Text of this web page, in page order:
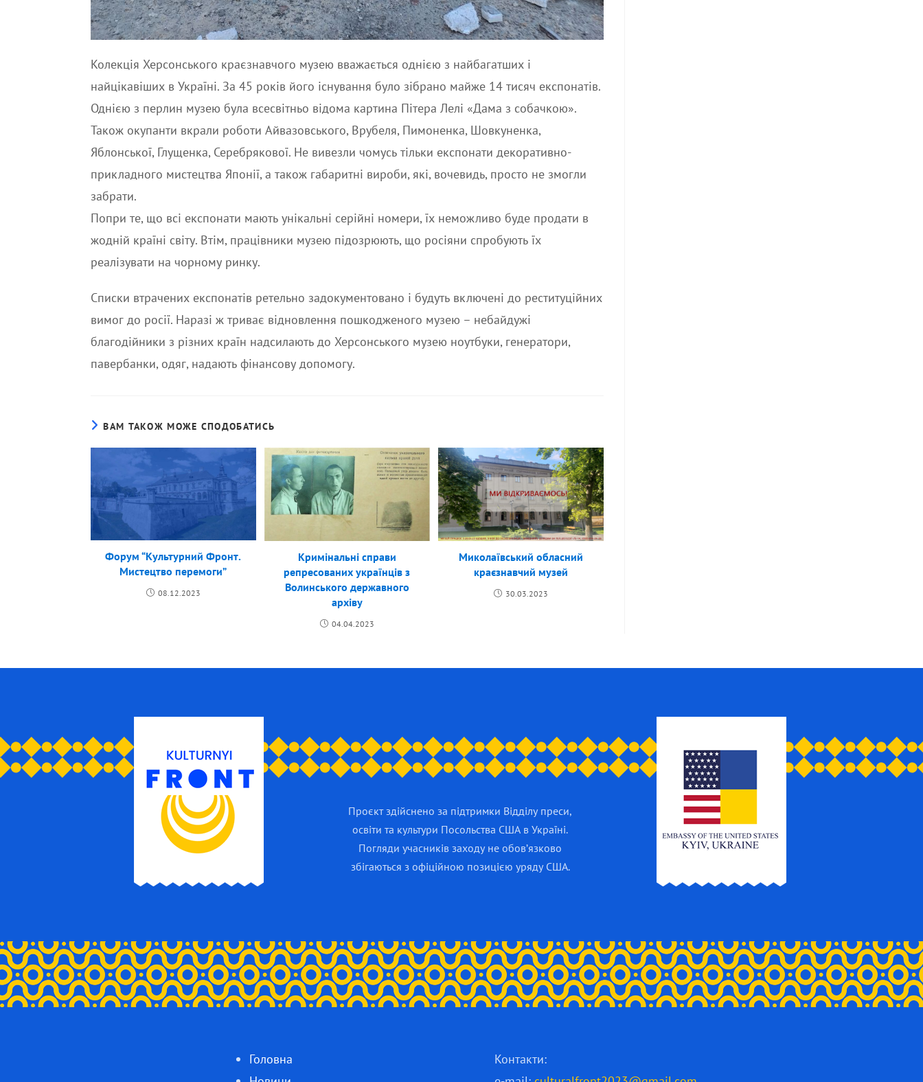
Колекція Херсонського краєзнавчого музею вважається однією з найбагатших і
найцікавіших в Україні. За 45 років його існування було зібрано майже 14 тисяч експонатів.
Однією з перлин музею була всесвітньо відома картина Пітера Лелі «Дама з собачкою».
Також окупанти вкрали роботи Айвазовського, Врубеля, Пимоненка, Шовкуненка,
Яблонської, Глущенка, Серебрякової. Не вивезли чомусь тільки експонати декоративно-
прикладного мистецтва Японії, а також габаритні вироби, які, вочевидь, просто не змогли
забрати.
Попри те, що всі експонати мають унікальні серійні номери, їх неможливо буде продати в
жодній країні світу. Втім, працівники музею підозрюють, що росіяни спробують їх
реалізувати на чорному ринку.
Списки втрачених експонатів ретельно задокументовано і будуть включені до реституційних
вимог до росії. Наразі ж триває відновлення пошкодженого музею – небайдужі
благодійники з різних країн надсилають до Херсонського музею ноутбуки, генератори,
павербанки, одяг, надають фінансову допомогу.
ВАМ ТАКОЖ МОЖЕ СПОДОБАТИСЬ
Форум “Культурний Фронт.
Мистецтво перемоги”
08.12.2023
Кримінальні справи
репресованих українців з
Волинського державного
архіву
04.04.2023
Миколаївський обласний
краєзнавчий музей
30.03.2023
Проєкт здійснено за підтримки Відділу преси,
освіти та культури Посольства США в Україні.
Погляди учасників заходу не обов’язково
збігаються з офіційною позицією уряду США.
Головна
Контакти: